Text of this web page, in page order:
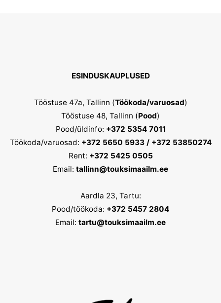
ESINDUSKAUPLUSED
Tööstuse 47a, Tallinn (Töökoda/varuosad)
Tööstuse 48, Tallinn (Pood)
Pood/üldinfo: +372 5354 7011
Töökoda/varuosad: +372 5650 5933 / +372 53850274
Rent: +372 5425 0505
Email: tallinn@touksimaailm.ee
Aardla 23, Tartu:
Pood/töökoda: +372 5457 2804
Email: tartu@touksimaailm.ee